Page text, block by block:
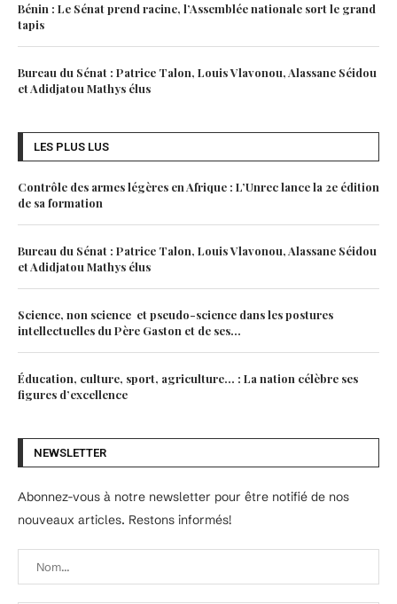
Bénin : Le Sénat prend racine, l’Assemblée nationale sort le grand
tapis
Bureau du Sénat : Patrice Talon, Louis Vlavonou, Alassane Séidou
et Adidjatou Mathys élus
LES PLUS LUS
Contrôle des armes légères en Afrique : L’Unrec lance la 2e édition
de sa formation
Bureau du Sénat : Patrice Talon, Louis Vlavonou, Alassane Séidou
et Adidjatou Mathys élus
Science, non science et pseudo-science dans les postures
intellectuelles du Père Gaston et de ses...
Éducation, culture, sport, agriculture… : La nation célèbre ses
figures d’excellence
NEWSLETTER
Abonnez-vous à notre newsletter pour être notifié de nos
nouveaux articles. Restons informés!